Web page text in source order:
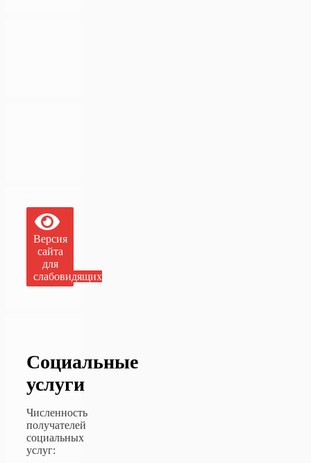
Версия
сайта
для
слабовидящих
Социальные
услуги
Численность
получателей
социальных
услуг: